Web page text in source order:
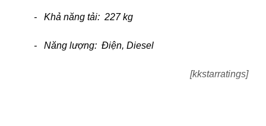
- Khả năng tải: 227 kg
- Năng lượng: Điện, Diesel
[kkstarratings]